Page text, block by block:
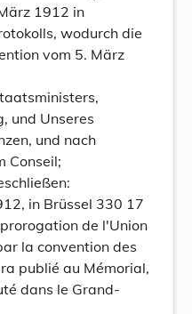
1912 in
wodurch die
vom 5. März
und Unseres
und nach
Conseil;
in Brüssel 330 17
de l'Union
la convention des
publié au Mémorial,
dans le Grand-